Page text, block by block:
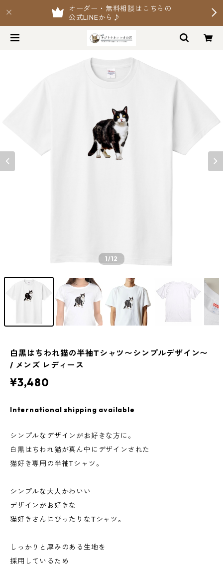
オーダー・無料相談はこちらの
公式LINEから♪
1/12
白黒はちわれ猫の半袖Tシャツ〜シンプルデザイン〜
/ メンズ レディース
¥3,480
International shipping available
シンプルなデザインがお好きな方に。
白黒はちわれ猫が真ん中にデザインされた
猫好き専用の半袖Tシャツ。
シンプルな大人かわいい
デザインがお好きな
猫好きさんにぴったりなTシャツ。
しっかりと厚みのある生地を
採用しているため